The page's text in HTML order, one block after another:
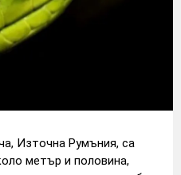
Източна Румъния, са
метър и половина,